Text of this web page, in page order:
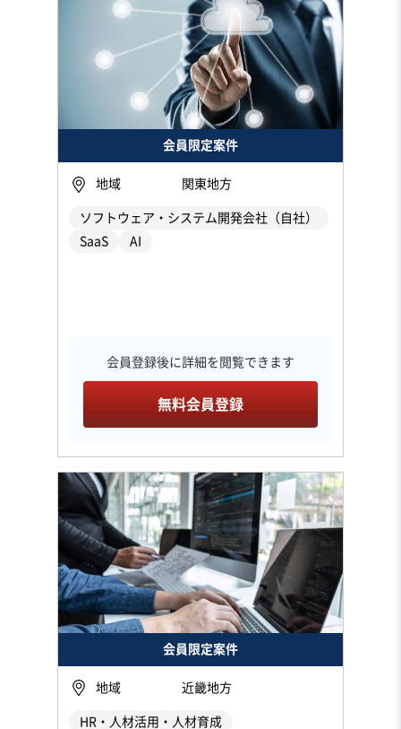
会員限定案件
地域 関東地方
ソフトウェア・システム開発会社（自社）
SaaS
AI
会員登録後に詳細を閲覧できます
無料会員登録
会員限定案件
地域 近畿地方
HR・人材活用・人材育成